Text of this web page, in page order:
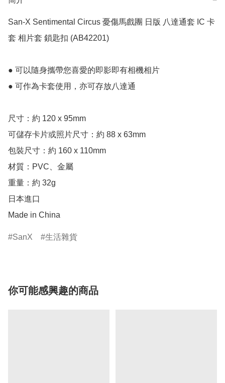
San-X Sentimental Circus 憂傷馬戲團 日版 八達通套 IC 卡
套 相片套 鎖匙扣 (AB42201)
● 可以隨身攜帶您喜愛的即影即有相機相片
● 可作為卡套使用，亦可存放八達通
尺寸：約 120 x 95mm
可儲存卡片或照片尺寸：約 88 x 63mm
包裝尺寸：約 160 x 110mm
材質：PVC、金屬
重量：約 32g
日本進口
Made in China
SanX 生活雜貨
你可能感興趣的商品